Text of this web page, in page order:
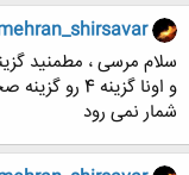
و اونا گزینه
شمار نمی رود